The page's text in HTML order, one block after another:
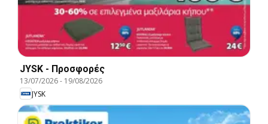
JYSK - Προσφορές
13/07/2026- 19/08/2026
JYSK